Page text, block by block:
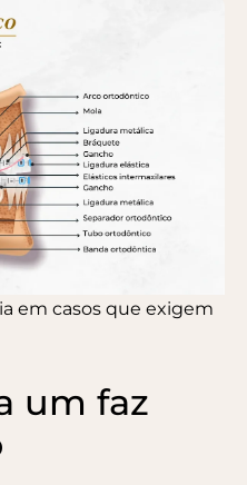
em casos que exigem
um faz